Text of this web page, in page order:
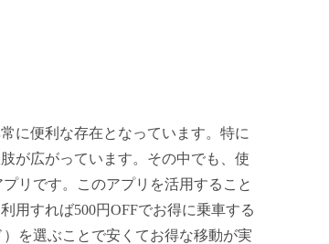
に便利な存在となっています。特に
が広がっています。その中でも、使
リです。このアプリを活用すること
用すれば500円OFFでお得に乗車する
を選ぶことで安くてお得な移動が実